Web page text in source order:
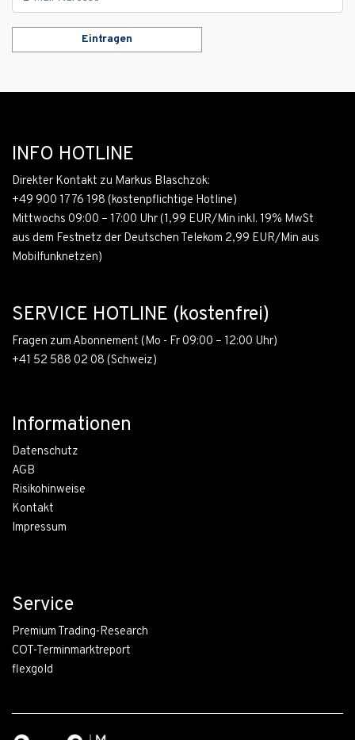
Eintragen
INFO HOTLINE
Direkter Kontakt zu Markus Blaschzok:
+49 900 1776 198 (kostenpflichtige Hotline)
Mittwochs 09:00 – 17:00 Uhr (1,99 EUR/Min inkl. 19% MwSt
aus dem Festnetz der Deutschen Telekom 2,99 EUR/Min aus
Mobilfunknetzen)
SERVICE HOTLINE (kostenfrei)
Fragen zum Abonnement (Mo - Fr 09:00 – 12:00 Uhr)
+41 52 588 02 08 (Schweiz)
Informationen
Datenschutz
AGB
Risikohinweise
Kontakt
Impressum
Service
Premium Trading-Research
COT-Terminmarktreport
flexgold